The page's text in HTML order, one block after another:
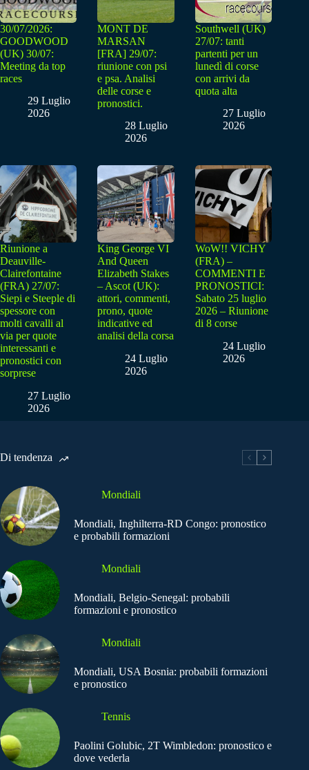
30/07/2026:
GOODWOOD
(UK) 30/07:
Meeting da top
races
29 Luglio
2026
MONT DE
MARSAN
[FRA] 29/07:
riunione con psi
e psa. Analisi
delle corse e
pronostici.
28 Luglio
2026
Southwell (UK)
27/07: tanti
partenti per un
lunedì di corse
con arrivi da
quota alta
27 Luglio
2026
Riunione a
Deauville-
Clairefontaine
(FRA) 27/07:
Siepi e Steeple di
spessore con
molti cavalli al
via per quote
interessanti e
pronostici con
sorprese
27 Luglio
2026
King George VI
And Queen
Elizabeth Stakes
– Ascot (UK):
attori, commenti,
prono, quote
indicative ed
analisi della corsa
24 Luglio
2026
WoW!! VICHY
(FRA) –
COMMENTI E
PRONOSTICI:
Sabato 25 luglio
2026 – Riunione
di 8 corse
24 Luglio
2026
Di tendenza
Mondiali
Mondiali, Inghilterra-RD Congo: pronostico
e probabili formazioni
Mondiali
Mondiali, Belgio-Senegal: probabili
formazioni e pronostico
Mondiali
Mondiali, USA Bosnia: probabili formazioni
e pronostico
Tennis
Paolini Golubic, 2T Wimbledon: pronostico e
dove vederla